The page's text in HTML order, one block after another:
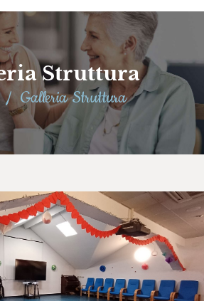
Struttura
Galleria Struttura